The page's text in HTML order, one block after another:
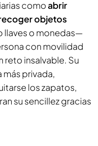
comoabrir
objetos
o monedas—
con movilidad
reto insalvable. Su
más privada,
los zapatos,
su sencillez gracias